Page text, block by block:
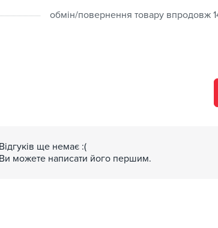
обмін/повернення товару впродовж
Відгуків ще немає :(
Ви можете написати його першим.